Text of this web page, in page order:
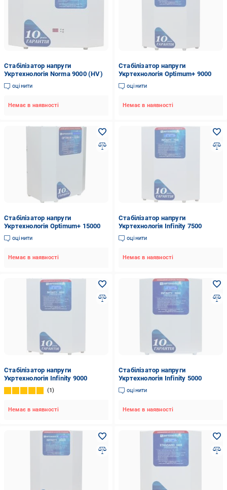
Стабілізатор напруги
Укртехнологія Norma 9000 (HV)
оцінити
Немає в наявності
Стабілізатор напруги
Укртехнологія Optimum+ 9000
оцінити
Немає в наявності
Стабілізатор напруги
Укртехнологія Optimum+ 15000
оцінити
Немає в наявності
Стабілізатор напруги
Укртехнологія Infinity 7500
оцінити
Немає в наявності
Стабілізатор напруги
Укртехнологія Infinity 9000
1
Немає в наявності
Стабілізатор напруги
Укртехнологія Infinity 5000
оцінити
Немає в наявності